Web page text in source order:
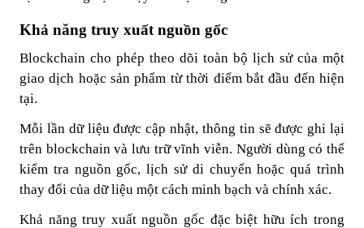
Khả năng truy xuất nguồn gốc
Blockchain cho phép theo dõi toàn bộ lịch sử của một
giao dịch hoặc sản phẩm từ thời điểm bắt đầu đến hiện
tại.
Mỗi lần dữ liệu được cập nhật, thông tin sẽ được ghi lại
trên blockchain và lưu trữ vĩnh viễn. Người dùng có thể
kiểm tra nguồn gốc, lịch sử di chuyển hoặc quá trình
thay đổi của dữ liệu một cách minh bạch và chính xác.
Khả năng truy xuất nguồn gốc đặc biệt hữu ích trong